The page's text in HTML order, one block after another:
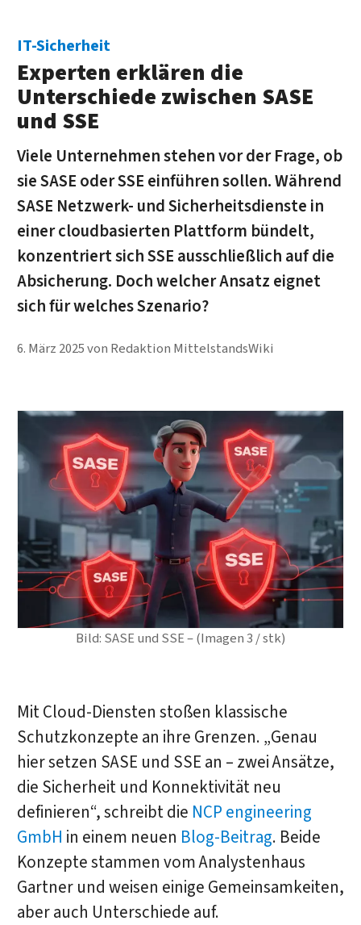
Bild: SASE und SSE – (Imagen 3 / stk)
IT-Sicherheit
Experten erklären die
Unterschiede zwischen SASE
und SSE
Viele Unternehmen stehen vor der Frage, ob
sie SASE oder SSE einführen sollen. Während
SASE Netzwerk- und Sicherheitsdienste in
einer cloudbasierten Plattform bündelt,
konzentriert sich SSE ausschließlich auf die
Absicherung. Doch welcher Ansatz eignet
sich für welches Szenario?
6. März 2025von Redaktion MittelstandsWiki
Mit Cloud-Diensten stoßen klassische
Schutzkonzepte an ihre Grenzen. „Genau
hier setzen SASE und SSE an – zwei Ansätze,
die Sicherheit und Konnektivität neu
definieren“, schreibt die NCP engineering
GmbH in einem neuen Blog-Beitrag. Beide
Konzepte stammen vom Analystenhaus
Gartner und weisen einige Gemeinsamkeiten,
aber auch Unterschiede auf.